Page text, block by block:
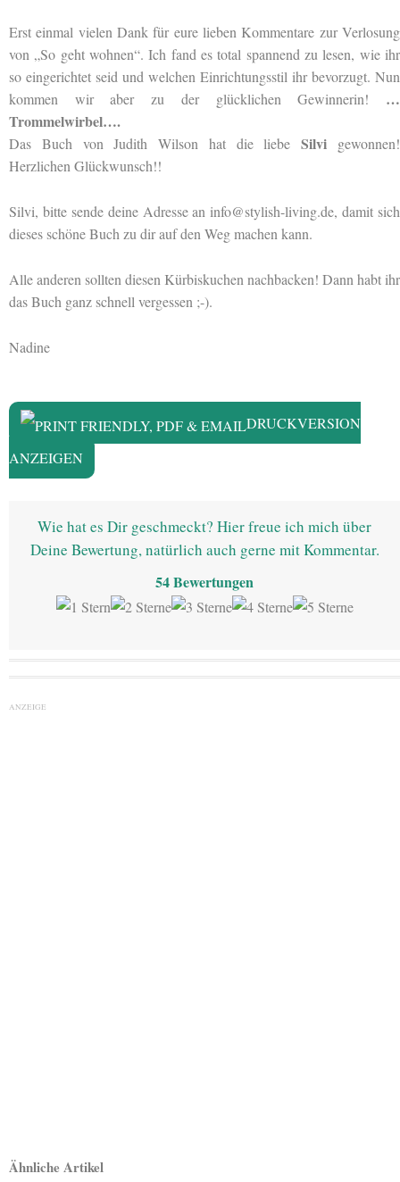
Erst einmal vielen Dank für eure lieben Kommentare zur Verlosung
von „So geht wohnen“. Ich fand es total spannend zu lesen, wie ihr
so eingerichtet seid und welchen Einrichtungsstil ihr bevorzugt. Nun
kommen wir aber zu der glücklichen Gewinnerin! …
Trommelwirbel….
Das Buch von Judith Wilson hat die liebeSilvi gewonnen!
Herzlichen Glückwunsch!!
Silvi, bitte sende deine Adresse an info@stylish-living.de, damit sich
dieses schöne Buch zu dir auf den Weg machen kann.
Alle anderen sollten diesen Kürbiskuchen nachbacken! Dann habt ihr
das Buch ganz schnell vergessen ;-).
Nadine
DRUCKVERSION
ANZEIGEN
Wie hat es Dir geschmeckt? Hier freue ich mich über
Deine Bewertung, natürlich auch gerne mit Kommentar.
54Bewertungen
ANZEIGE
Ähnliche Artikel